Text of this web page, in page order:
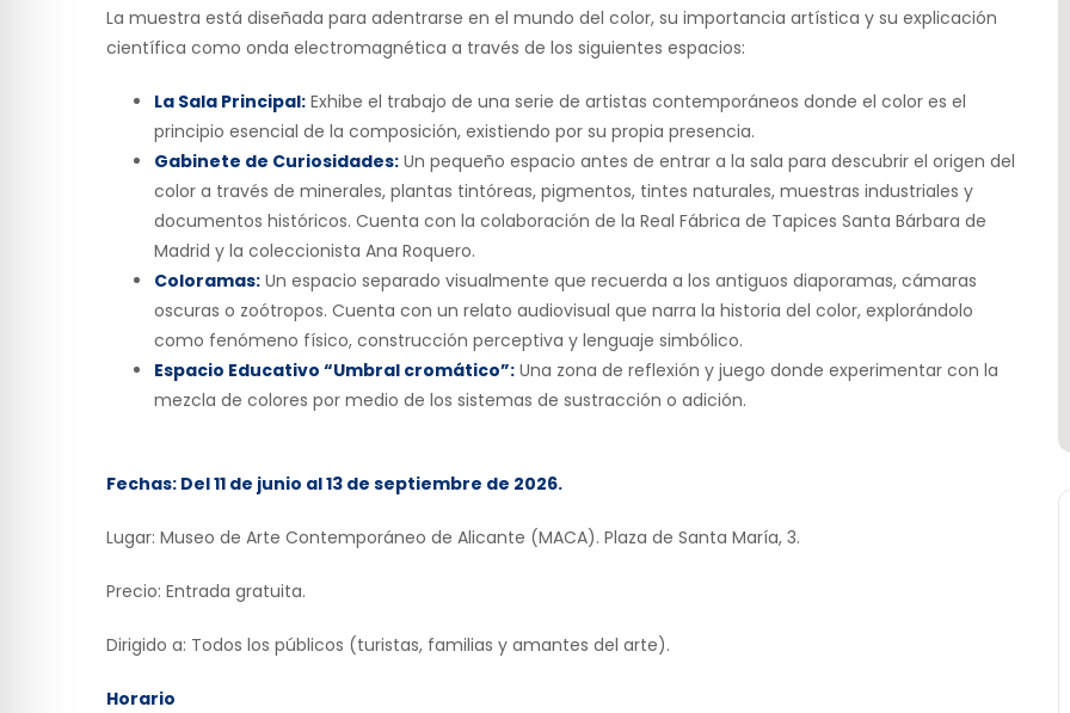
La muestra está diseñada para adentrarse en el mundo del color, su importancia artística y su explicación
científica como onda electromagnética a través de los siguientes espacios:
La Sala Principal: Exhibe el trabajo de una serie de artistas contemporáneos donde el color es el
principio esencial de la composición, existiendo por su propia presencia.
Gabinete de Curiosidades: Un pequeño espacio antes de entrar a la sala para descubrir el origen del
color a través de minerales, plantas tintóreas, pigmentos, tintes naturales, muestras industriales y
documentos históricos. Cuenta con la colaboración de la Real Fábrica de Tapices Santa Bárbara de
Madrid y la coleccionista Ana Roquero.
Coloramas: Un espacio separado visualmente que recuerda a los antiguos diaporamas, cámaras
oscuras o zoótropos. Cuenta con un relato audiovisual que narra la historia del color, explorándolo
como fenómeno físico, construcción perceptiva y lenguaje simbólico.
Espacio Educativo “Umbral cromático”: Una zona de reflexión y juego donde experimentar con la
mezcla de colores por medio de los sistemas de sustracción o adición.
Fechas: Del 11 de junio al 13 de septiembre de 2026.
Lugar: Museo de Arte Contemporáneo de Alicante (MACA). Plaza de Santa María, 3.
Precio: Entrada gratuita.
Dirigido a: Todos los públicos (turistas, familias y amantes del arte).
Horario